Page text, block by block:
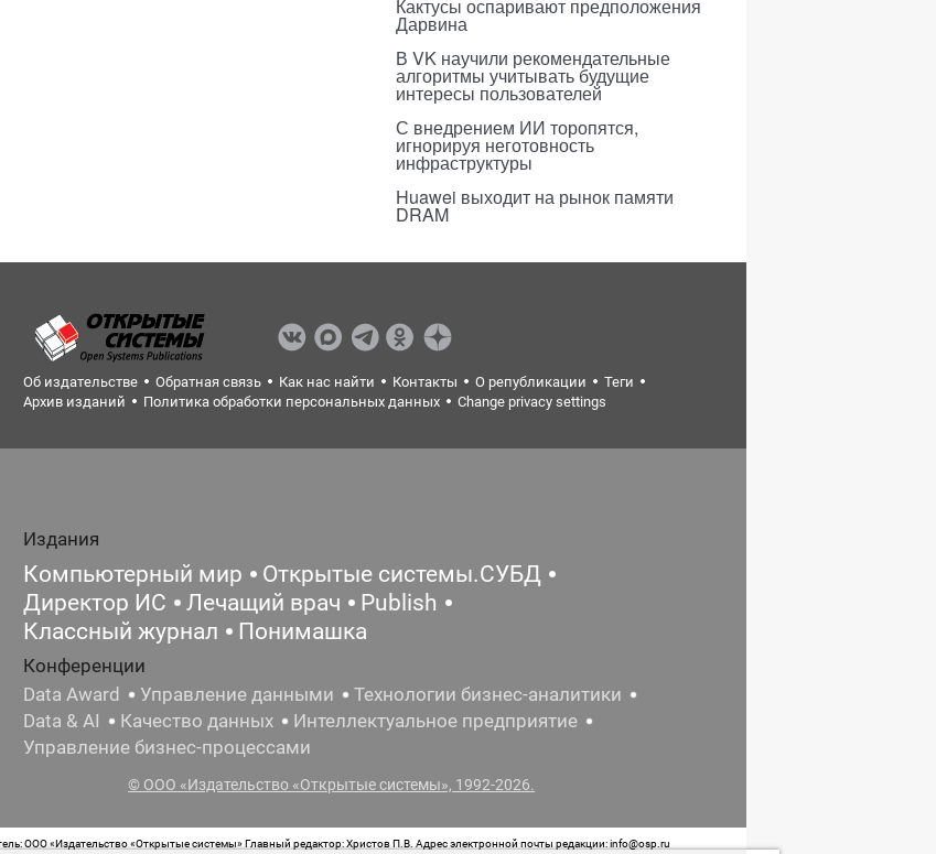
Кактусы оспаривают предположения
Дарвина
В VK научили рекомендательные
алгоритмы учитывать будущие
интересы пользователей
С внедрением ИИ торопятся,
игнорируя неготовность
инфраструктуры
Huawei выходит на рынок памяти
DRAM
Об издательстве Обратная связь Как нас найти Контакты О републикации
Теги
Архив изданий
Политика обработки персональных данных Change privacy settings
Издания
Компьютерный мир
Открытые системы.СУБД
Директор ИС
Лечащий врач
Publish
Классный журнал
Понимашка
Конференции
Data Award
Управление данными
Технологии бизнес-аналитики
Data & AI
Качество данных
Интеллектуальное предприятие
Управление бизнес-процессами
© ООО «Издательство «Открытые системы», 1992-2026.
ООО «Издательство «Открытые системы» Главный редактор: Христов П.В. Адрес электронной почты редакции: info@osp.ru